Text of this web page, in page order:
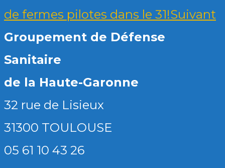
de fermes pilotes dans le 31!Suivant
Groupement de Défense
Sanitaire
de la Haute-Garonne
32 rue de Lisieux
31300 TOULOUSE
05 61 10 43 26